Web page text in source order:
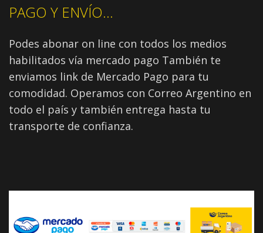
PAGO Y ENVÍO...
Podes abonar on line con todos los medios
habilitados vía mercado pago También te
enviamos link de Mercado Pago para tu
comodidad. Operamos con Correo Argentino en
todo el país y también entrega hasta tu
transporte de confianza.